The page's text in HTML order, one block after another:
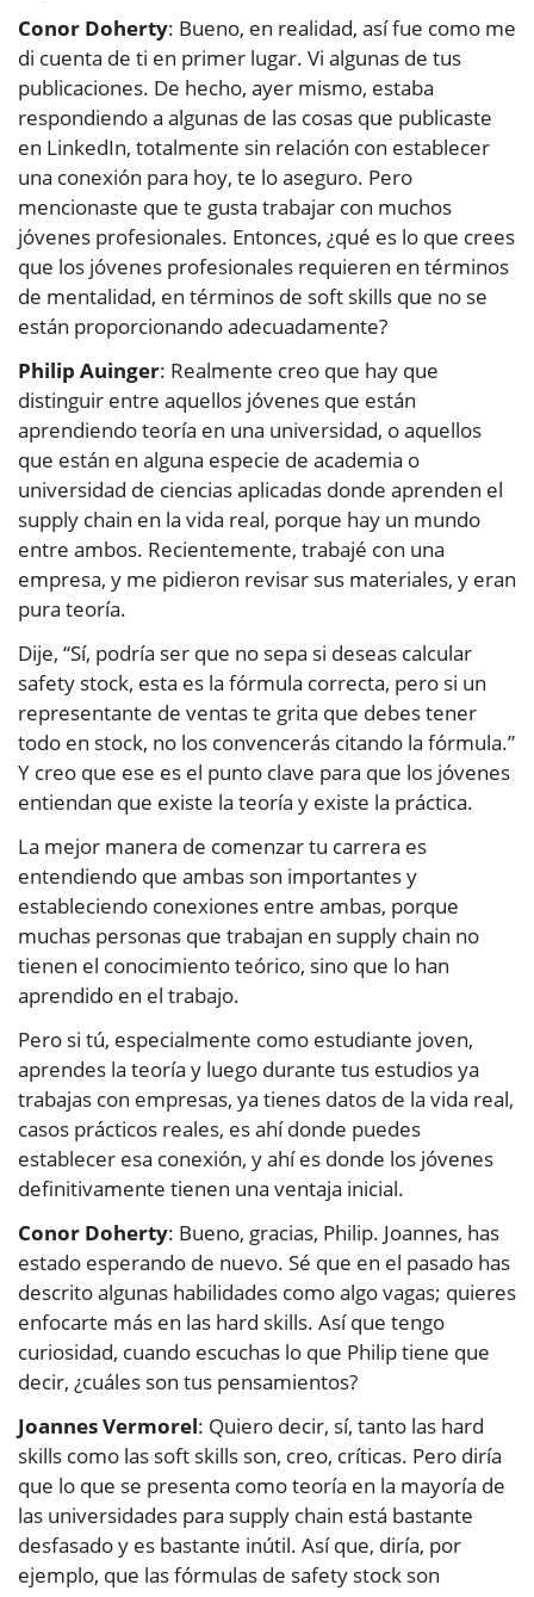
Conor Doherty: Bueno, en realidad, así fue como me
di cuenta de ti en primer lugar. Vi algunas de tus
publicaciones. De hecho, ayer mismo, estaba
respondiendo a algunas de las cosas que publicaste
en LinkedIn, totalmente sin relación con establecer
una conexión para hoy, te lo aseguro. Pero
mencionaste que te gusta trabajar con muchos
jóvenes profesionales. Entonces, ¿qué es lo que crees
que los jóvenes profesionales requieren en términos
de mentalidad, en términos de soft skills que no se
están proporcionando adecuadamente?
Philip Auinger: Realmente creo que hay que
distinguir entre aquellos jóvenes que están
aprendiendo teoría en una universidad, o aquellos
que están en alguna especie de academia o
universidad de ciencias aplicadas donde aprenden el
supply chain en la vida real, porque hay un mundo
entre ambos. Recientemente, trabajé con una
empresa, y me pidieron revisar sus materiales, y eran
pura teoría.
Dije, “Sí, podría ser que no sepa si deseas calcular
safety stock, esta es la fórmula correcta, pero si un
representante de ventas te grita que debes tener
todo en stock, no los convencerás citando la fórmula.”
Y creo que ese es el punto clave para que los jóvenes
entiendan que existe la teoría y existe la práctica.
La mejor manera de comenzar tu carrera es
entendiendo que ambas son importantes y
estableciendo conexiones entre ambas, porque
muchas personas que trabajan en supply chain no
tienen el conocimiento teórico, sino que lo han
aprendido en el trabajo.
Pero si tú, especialmente como estudiante joven,
aprendes la teoría y luego durante tus estudios ya
trabajas con empresas, ya tienes datos de la vida real,
casos prácticos reales, es ahí donde puedes
establecer esa conexión, y ahí es donde los jóvenes
definitivamente tienen una ventaja inicial.
Conor Doherty: Bueno, gracias, Philip. Joannes, has
estado esperando de nuevo. Sé que en el pasado has
descrito algunas habilidades como algo vagas; quieres
enfocarte más en las hard skills. Así que tengo
curiosidad, cuando escuchas lo que Philip tiene que
decir, ¿cuáles son tus pensamientos?
Joannes Vermorel: Quiero decir, sí, tanto las hard
skills como las soft skills son, creo, críticas. Pero diría
que lo que se presenta como teoría en la mayoría de
las universidades para supply chain está bastante
desfasado y es bastante inútil. Así que, diría, por
ejemplo, que las fórmulas de safety stock son